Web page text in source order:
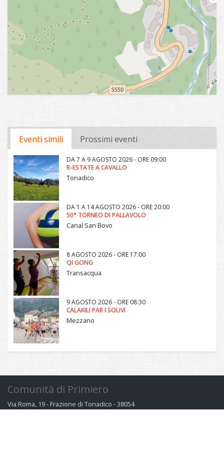
Eventi simili Prossimi eventi
DA7 A 9 AGOSTO 2026 - ORE 09:00
R-ESTATE A CAVALLO
Tonadico
DA 1 A 14 AGOSTO 2026 - ORE 20:00
50° TORNEO DI PALLAVOLO
Canal San Bovo
8 AGOSTO 2026 - ORE 17:00
QI GONG
Transacqua
9 AGOSTO 2026 - ORE 08:30
CALAKILI PAR I SOLIVI
Mezzano
Comunità di Primiero
Via Roma, 19 - Frazione di Tonadico - 38054